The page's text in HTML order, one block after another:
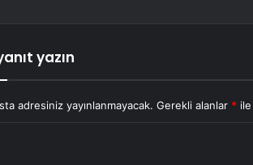
yazın
adresiniz yayınlanmayacak. Gerekli alanlar *